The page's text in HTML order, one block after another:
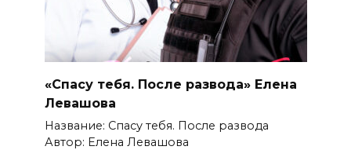
«Спасу тебя. После развода» Елена
Левашова
Название: Спасу тебя. После развода
Автор: Елена Левашова